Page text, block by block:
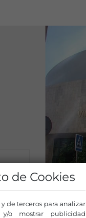
de Cookies
de terceros para analizar
mostrar publicidad